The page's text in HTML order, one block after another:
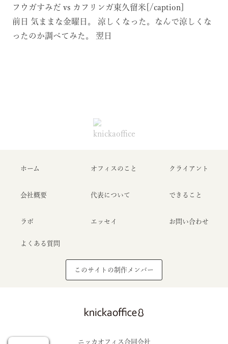
Clients
フウガすみだ vs カフリンガ東久留米[/caption]
前日 気ままな金曜日。 涼しくなった。なんで涼しくな
ったのか調べてみた。 翌日
ホーム オフィスのこと クライアント
会社概要 代表について できること
ラボ エッセイ
よくある質問
お問い合わせ
このサイトの制作メンバー
ニッカオフィス合同会社